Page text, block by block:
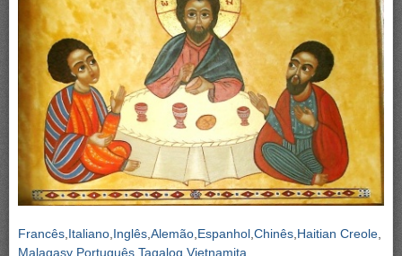
Francês Italiano Inglês Alemão Espanhol Chinês Haitian Creole
Malagasy Português Tagalog Vietnamita